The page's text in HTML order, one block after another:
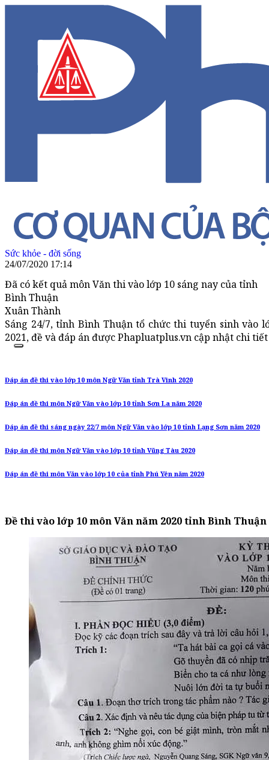
Sức khỏe - đời sống
24/07/2020 17:14
Đã có kết quả môn Văn thi vào lớp 10 sáng nay của tỉnh
Bình Thuận
Xuân Thành
Sáng 24/7, tỉnh Bình Thuận tổ chức thi tuyển sinh vào
2021, đề và đáp án được Phapluatplus.vn cập nhật chi
Đáp án đề thi vào lớp 10 môn Ngữ Văn tỉnh Trà Vinh 2020
Đáp án đề thi môn Ngữ Văn vào lớp 10 tỉnh Sơn La năm 2020
Đáp án đề thi sáng ngày 22/7 môn Ngữ Văn vào lớp 10 tỉnh Lạng Sơn năm 2020
Đáp án đề thi môn Ngữ Văn vào lớp 10 tỉnh Vũng Tàu 2020
Đáp án đề thi môn Văn vào lớp 10 của tỉnh Phú Yên năm 2020
Đề thi vào lớp 10 môn Văn năm 2020 tỉnh Bình Thuận